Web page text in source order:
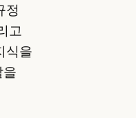
정
고
식을
을